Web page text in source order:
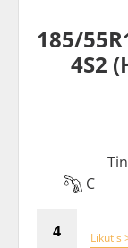
185/
4S2
C
Likutis